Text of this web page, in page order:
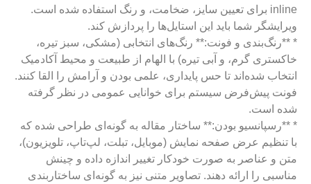
inline برای تعیین سایز، ضخامت، و رنگ استفاده شده است.
ویرایشگر شما باید این استایل‌ها را پردازش کند.
* **رنگ‌بندی و فونت:** رنگ‌های انتخابی (مشکی، سبز تیره،
خاکستری گرم، و آبی تیره) با الهام از طبیعت و محیط آکادمیک
انتخاب شده‌اند تا حس پایداری، علمی بودن و آرامش را القا کنند.
فونت پیش‌فرض سیستم برای خوانایی عمومی در نظر گرفته
شده است.
* **رسپانسیو بودن:** ساختار مقاله به گونه‌ای طراحی شده که
با تنظیم عرض صفحه نمایش (موبایل، تبلت، لپ‌تاپ، تلویزیون)،
متن و عناصر به صورت خودکار تغییر اندازه داده و چینش
مناسبی را ارائه دهند. تصاویر متنی نیز به گونه‌ای ساختاربندی